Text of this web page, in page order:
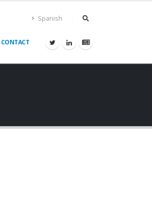
Spanish
CONTACT